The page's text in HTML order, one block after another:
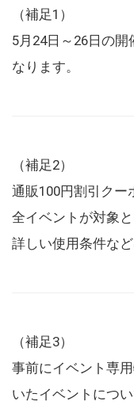
（補足1）
5月24日～26日の
なります。
（補足2）
通販100円割引クー
全イベントが対象と
詳しい使用条件な
（補足3）
事前にイベント専
いたイベントにつ